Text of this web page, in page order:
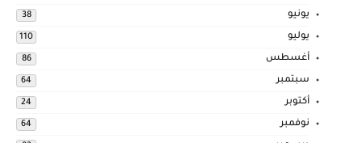
يونيو 38
يوليو 110
أغسطس 86
سبتمبر 64
أكتوبر 24
نوفمبر 64